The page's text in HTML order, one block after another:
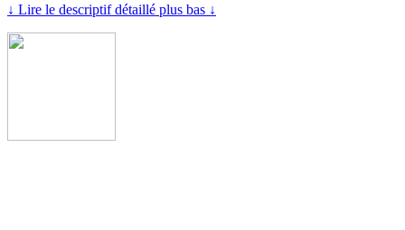
↓ Lire le descriptif détaillé plus bas ↓